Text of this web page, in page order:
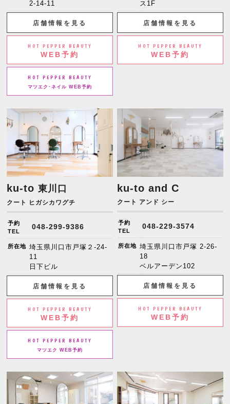
2-14-11
店舗情報を見る
HOT PEPPER BEAUTY
WEB予約
HOT PEPPER BEAUTY
マツエク･ネイル WEB予約
ス1F
店舗情報を見る
HOT PEPPER BEAUTY
WEB予約
ku-to東川口
クート ヒガシカワグチ
予約
TEL
048-299-9386
所在地 埼玉県川口市戸塚２-24-
11
日下ビル
店舗情報を見る
HOT PEPPER BEAUTY
WEB予約
HOT PEPPER BEAUTY
マツエク WEB予約
ku-to and C
クート アンド シー
予約
TEL
048-229-3574
所在地 埼玉県川口市戸塚 2-26-
18
ベルアーデン102
店舗情報を見る
HOT PEPPER BEAUTY
WEB予約